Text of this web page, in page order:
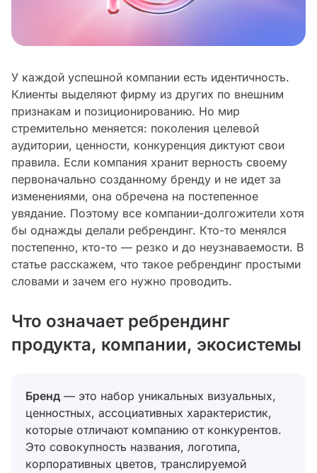
У каждой успешной компании есть идентичность.
Клиенты выделяют фирму из других по внешним
признакам и позиционированию. Но мир
стремительно меняется: поколения целевой
аудитории, ценности, конкуренция диктуют свои
правила. Если компания хранит верность своему
первоначально созданному бренду и не идет за
изменениями, она обречена на постепенное
увядание. Поэтому все компании-долгожители хотя
бы однажды делали ребрендинг. Кто-то менялся
постепенно, кто-то — резко и до неузнаваемости. В
статье расскажем, что такое ребрендинг простыми
словами и зачем его нужно проводить.
Что означает ребрендинг
продукта, компании, экосистемы
Бренд — это набор уникальных визуальных,
ценностных, ассоциативных характеристик,
которые отличают компанию от конкурентов.
Это совокупность названия, логотипа,
корпоративных цветов, транслируемой